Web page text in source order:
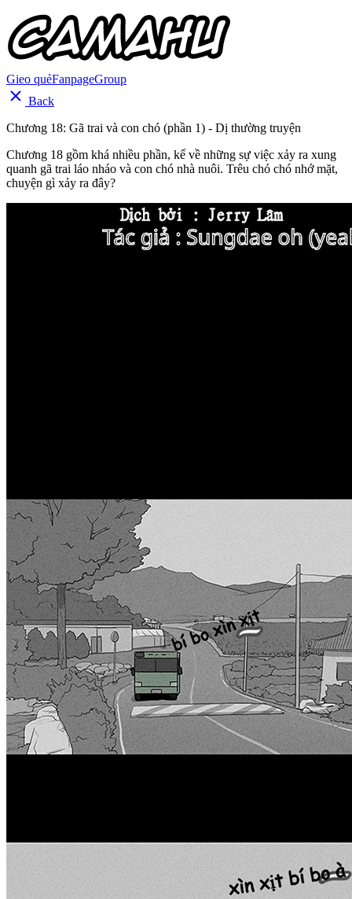
Gieo quẻFanpageGroup
Back
Chương 18: Gã trai và con chó (phần 1) - Dị thường truyện
Chương 18 gồm khá nhiều phần, kể về những sự việc xảy ra xung
quanh gã trai láo nháo và con chó nhà nuôi. Trêu chó chó nhớ mặt,
chuyện gì xảy ra đây?